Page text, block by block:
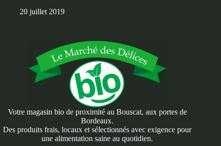
20 juillet 2019
Votre magasin bio de proximité au Bouscat, aux portes de
Bordeaux.
Des produits frais, locaux et sélectionnés avec exigence pour
une alimentation saine au quotidien.